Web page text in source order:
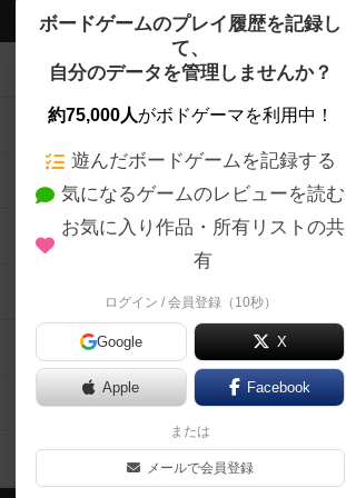
ボードゲームのプレイ履歴を記録し
て、
自分のデータを管理しませんか？
約75,000人がボドゲーマを利用中！
遊んだボードゲームを記録する
気になるゲームのレビューを読む
お気に入り作品・所有リストの共
有
ログイン / 会員登録（10秒）
Google X
Apple Facebook
または
メールで会員登録
ボドゲーマTOP
ボードゲームを検索する
ボードゲームの新着レビュー
ボードゲーム会情報
メカニクス特集
掲示板・トピックス
ボドとも・会員一覧
ボードゲーム業界コラム
ボドゲーマご利用案内